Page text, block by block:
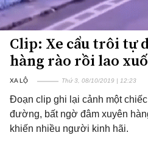
Clip: Xe cẩu trôi tự
hàng rào rồi lao
XA LỘ Thứ 3, 08/10/2019 | 12:23
Đoạn clip ghi lại cảnh một
đường, bất ngờ đâm xuyên
khiến nhiều người kinh hãi.